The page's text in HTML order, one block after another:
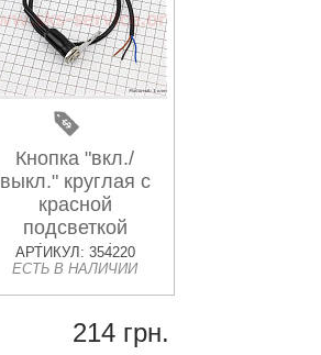
Кнопка "вкл./
выкл." круглая с
красной
подсветкой
(металл)
АРТИКУЛ: 354220
ЕСТЬ В НАЛИЧИИ
214 грн.